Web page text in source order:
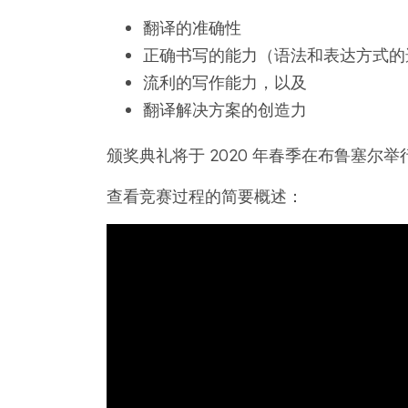
翻译的准确性
正确书写的能力（语法和表达方式的
流利的写作能力，以及
翻译解决方案的创造力
颁奖典礼将于 2020 年春季在布鲁塞尔举
查看竞赛过程的简要概述：